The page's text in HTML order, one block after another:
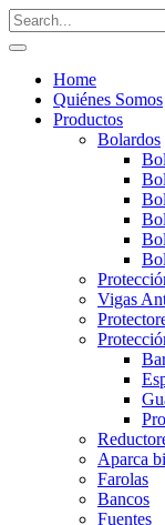
Home
Quiénes Somos
Productos
Bolardos
Vigas
Aparca
Farolas
Bancos
Fuentes